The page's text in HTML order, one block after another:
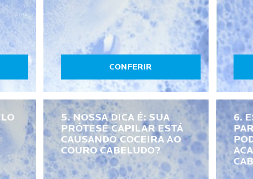
CONFERIR
5. NOSSA DICA É: SUA
PRÓTESE CAPILAR ESTÁ
CAUSANDO COCEIRA AO
COURO CABELUDO?
6.